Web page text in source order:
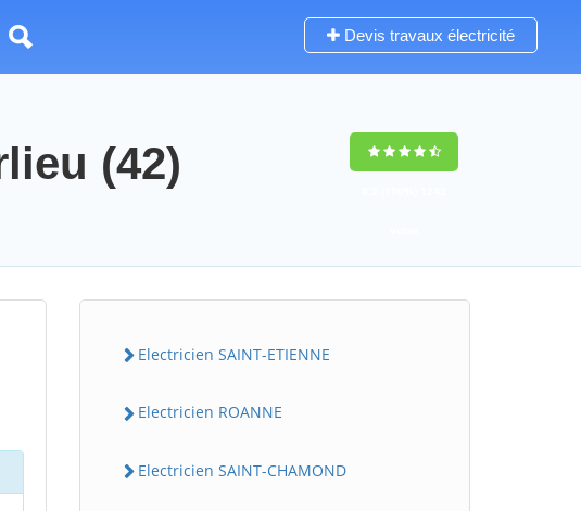
Devis travaux électricité
(42)
Electricien SAINT-ETIENNE
Electricien ROANNE
Electricien SAINT-CHAMOND